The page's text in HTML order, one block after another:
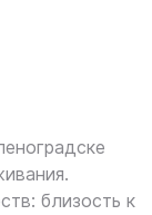
близость к